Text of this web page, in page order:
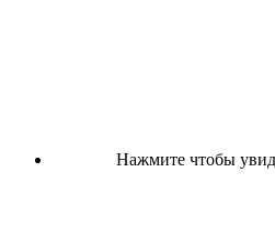
Нажмите чтобы